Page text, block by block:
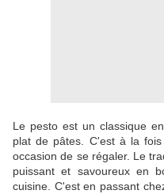
Le pesto est un classique
plat de pâtes. C'est à la
occasion de se régaler. Le
puissant et savoureux en
cuisine. C'est en passant